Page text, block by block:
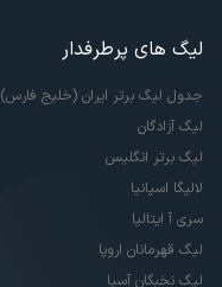
لیگ های پرطرفدار
جدول لیگ برتر ایران (خلیج فارس)
لیگ آزادگان
لیگ برتر انگلیس
لالیگا اسپانیا
سری آ ایتالیا
لیگ قهرمانان اروپا
لیگ نخبگان آسیا